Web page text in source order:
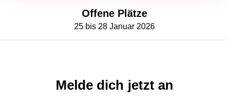
Offene Plätze
25 bis 28 Januar 2026
Melde dich jetzt an